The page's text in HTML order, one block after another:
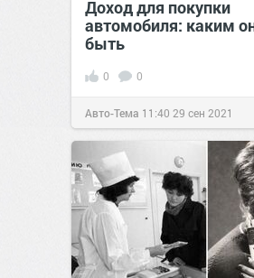
Доход для покупки
автомобиля: каким
быть
0 0
Авто-Тема 11:40 29 сен 2021